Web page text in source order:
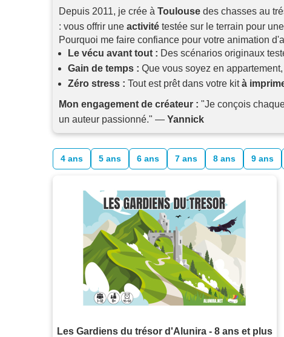
Depuis 2011, je crée à Toulouse des chasses au
: vous offrir une activité testée sur le terrain pour
Pourquoi me faire confiance pour votre animation
Le vécu avant tout : Des scénarios originaux
Gain de temps : Que vous soyez en
Zéro stress : Tout est prêt dans votre kità
Mon engagement de créateur : "Je conçois
un auteur passionné." — Yannick
4 ans 5 ans 6 ans 7 ans 8 ans 9 ans
Les Gardiens du trésor d'Alunira - 8 ans et plus